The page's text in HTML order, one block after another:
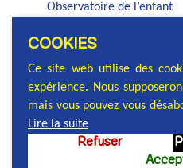
Observatoire de l’enfant
Service PSE de la COCOF
© 2026 Commission
COOKIES
Ce site web utilise des
expérience. Nous
mais vous pouvez vous
Lire la suite
Refuser